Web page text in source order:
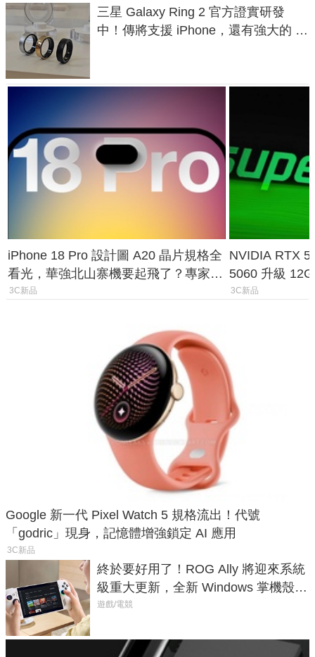
三星 Galaxy Ring 2 官方證實研發
中！傳將支援 iPhone，還有強大的 AI
iPhone 18 Pro 設計圖 A20 晶片規格全
看光，華強北山寨機要起飛了？專家曝
山寨機無法復刻兩大關鍵
3C新品
NVIDIA RTX
5060 升級
次規格終於不
3C新品
Google 新一代 Pixel Watch 5 規格流出！代號
「godric」現身，記憶體增強鎖定 AI 應用
3C新品
終於要好用了！ROG Ally 將迎來系統
級重大更新，全新 Windows 掌機殼模
式讓操作就像 Xbox 一樣順暢
遊戲/電競